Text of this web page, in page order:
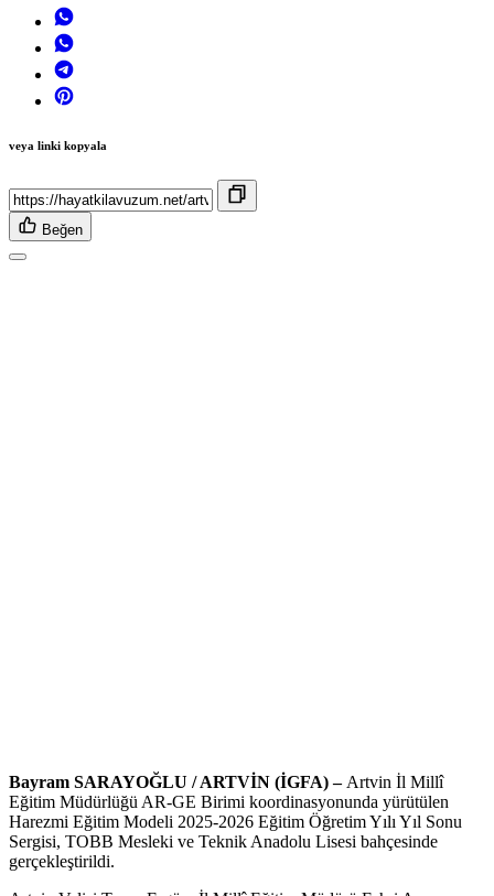
veya linki kopyala
Beğen
Bayram SARAYOĞLU / ARTVİN (İGFA) – Artvin İl Millî
Eğitim Müdürlüğü AR-GE Birimi koordinasyonunda yürütülen
Harezmi Eğitim Modeli 2025-2026 Eğitim Öğretim Yılı Yıl Sonu
Sergisi, TOBB Mesleki ve Teknik Anadolu Lisesi bahçesinde
gerçekleştirildi.